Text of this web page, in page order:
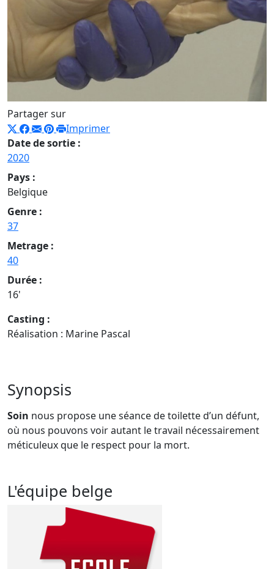
Partager sur
Imprimer
Date de sortie :
2020
Pays :
Belgique
Genre :
37
Metrage :
40
Durée :
16'
Casting :
Réalisation : Marine Pascal
Synopsis
Soin nous propose une séance de toilette d’un défunt,
où nous pouvons voir autant le travail nécessairement
méticuleux que le respect pour la mort.
L'équipe belge